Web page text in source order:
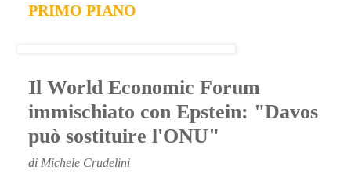
PRIMO PIANO
Il World Economic Forum
immischiato con Epstein: "Davos
può sostituire l'ONU"
di Michele Crudelini